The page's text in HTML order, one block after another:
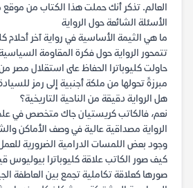
العالم. تذكر أنك حملت هذا الكتاب من
الأسئلة الشائعة حول الرواية
ما هي الثيمة الأساسية في رواية آخر أحلام
تتمحور الرواية حول فكرة المقاومة
حاولت كليوباترا الحفاظ على استقلال مصر من
مبرزةً تحولها من ملكة أجنبية إلى رمز
هل الرواية دقيقة من الناحية التاريخية؟
نعم، فالكاتب كريستيان جاك متخصص في
الرواية مصداقية عالية في وصف الأماكن
وجود بعض اللمسات الدرامية الضرورية للعمل
كيف صور الكاتب علاقة كليوباترا بيوليوس
صورها كعلاقة تكاملية تجمع بين العاطفة